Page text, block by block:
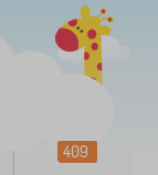
409